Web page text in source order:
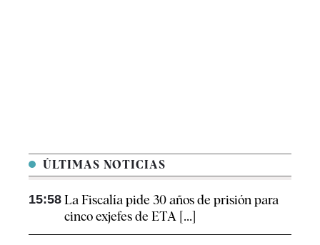
ÚLTIMAS NOTICIAS
15:58 La Fiscalía pide 30 años de prisión para
cinco exjefes de ETA [...]